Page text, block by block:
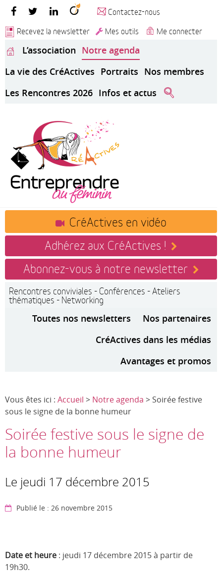
Contactez-nous
Recevez la newsletter
Mes outils Me connecter
L’association Notre agenda
La vie des CréActives Portraits Nos membres
Les Rencontres 2026 Infos et actus
CréActives en vidéo
Adhérez aux CréActives !
Abonnez-vous à notre newsletter
Rencontres conviviales - Conférences - Ateliers
thématiques - Networking
Toutes nos newsletters
Nos partenaires
CréActives dans les médias
Avantages et promos
Vous êtes ici : Accueil > Notre agenda > Soirée festive
sous le signe de la bonne humeur
Soirée festive sous le signe de
la bonne humeur
Le jeudi 17 décembre 2015
Publié le : 26 novembre 2015
Date et heure : jeudi 17 décembre 2015 à partir de
19h30.